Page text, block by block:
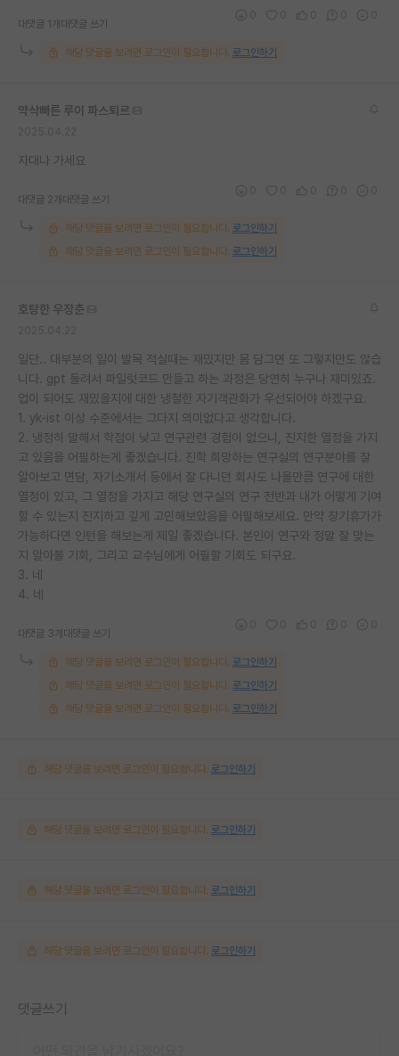
대댓글 1개 대댓글 쓰기
해당 댓글을 보려면 로그인이 필요합니다. 로그인하기
약삭빠른 루이 파스퇴르
자대나 가세요
대댓글 2개 대댓글 쓰기
해당 댓글을 보려면 로그인이 필요합니다. 로그인하기
해당 댓글을 보려면 로그인이 필요합니다. 로그인하기
호탕한 우장춘
일단.. 대부분의 일이 발목 적실때는 재밌지만 몸 담그면 또 그렇지만도 않습
니다. gpt 돌려서 파일럿코드 만들고 하는 과정은 당연히 누구나 재미있죠.
업이 되어도 재밌을지에 대한 냉철한 자기객관화가 우선되어야 하겠구요.
1. yk-ist 이상 수준에서는 그다지 의미없다고 생각합니다.
2. 냉정히 말해서 학점이 낮고 연구관련 경험이 없으니, 진지한 열정을 가지
고 있음을 어필하는게 좋겠습니다. 진학 희망하는 연구실의 연구분야를 잘
알아보고 면담, 자기소개서 등에서 잘 다니던 회사도 나올만큼 연구에 대한
열정이 있고, 그 열정을 가지고 해당 연구실의 연구 전반과 내가 어떻게 기여
할 수 있는지 진지하고 깊게 고민해보았음을 어필해보세요. 만약 장기휴가가
가능하다면 인턴을 해보는게 제일 좋겠습니다. 본인이 연구와 정말 잘 맞는
지 알아볼 기회, 그리고 교수님에게 어필할 기회도 되구요.
3. 네
4. 네
대댓글 3개 대댓글 쓰기
해당 댓글을 보려면 로그인이 필요합니다. 로그인하기
해당 댓글을 보려면 로그인이 필요합니다. 로그인하기
해당 댓글을 보려면 로그인이 필요합니다. 로그인하기
해당 댓글을 보려면 로그인이 필요합니다. 로그인하기
해당 댓글을 보려면 로그인이 필요합니다. 로그인하기
해당 댓글을 보려면 로그인이 필요합니다. 로그인하기
해당 댓글을 보려면 로그인이 필요합니다. 로그인하기
댓글쓰기